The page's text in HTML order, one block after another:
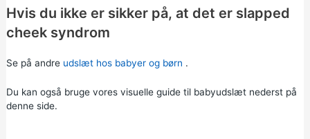
Hvis du ikke er sikker på, at det er slapped
cheek syndrom
Se på andre udslæt hos babyer og børn .
Du kan også bruge vores visuelle guide til babyudslæt nederst på
denne side.